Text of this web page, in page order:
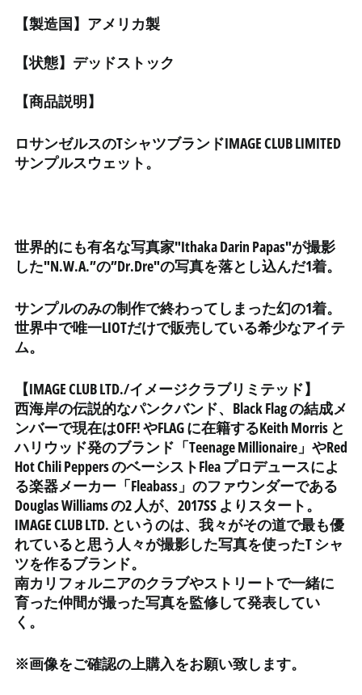
【製造国】アメリカ製
【状態】デッドストック
【商品説明】
ロサンゼルスのTシャツブランドIMAGE CLUB LIMITED
サンプルスウェット。
世界的にも有名な写真家"Ithaka Darin Papas"が撮影
した"N.W.A.”の”Dr.Dre"の写真を落とし込んだ1着。
サンプルのみの制作で終わってしまった幻の1着。
世界中で唯一LIOTだけで販売している希少なアイテ
ム。
【IMAGE CLUB LTD./イメージクラブリミテッド】
西海岸の伝説的なパンクバンド、Black Flag の結成メ
ンバーで現在はOFF! やFLAG に在籍するKeith Morris と
ハリウッド発のブランド「Teenage Millionaire」やRed
Hot Chili Peppers のベーシストFlea プロデュースによ
る楽器メーカー「Fleabass」のファウンダーである
Douglas Williams の2 人が、2017SS よりスタート。
IMAGE CLUB LTD. というのは、我々がその道で最も優
れていると思う人々が撮影した写真を使ったT シャ
ツを作るブランド。
南カリフォルニアのクラブやストリートで一緒に
育った仲間が撮った写真を監修して発表してい
く。
※画像をご確認の上購入をお願い致します。
イギリス (GBP £)
イスラエル (ILS ₪)
イラク (JPY ¥)
インド (INR ₹)
インドネシア (IDR Rp)
ウクライナ (UAH ₴)
ウズベキスタン (UZS
ウルグアイ (UYU $U)
エクアドル (USD $)
エストニア (EUR €)
エスワティニ (JPY ¥)
エチオピア (ETB Br)
エリトリア (JPY ¥)
エルサルバドル (USD $)
オマーン (JPY ¥)
オランダ (EUR €)
オランダ領カリブ (USD
$)
オーストラリア (AUD $)
オーランド諸島 (EUR €)